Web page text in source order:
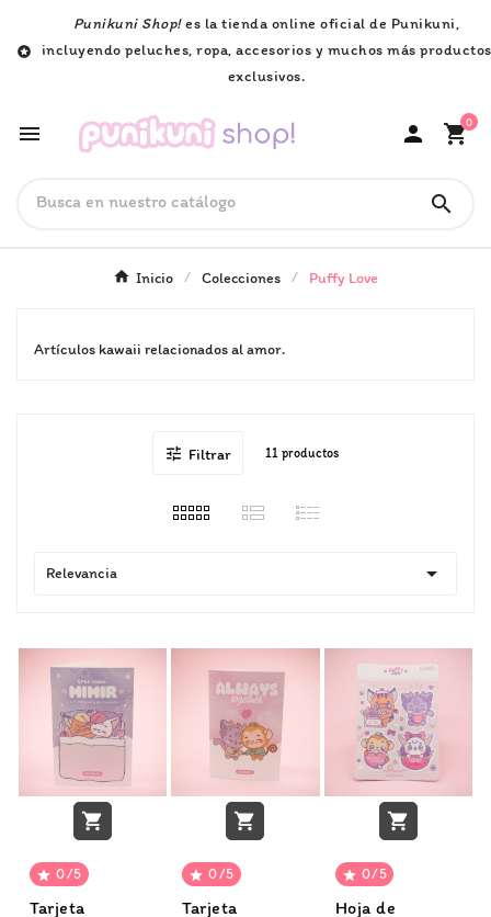

Punikuni Shop!es la tienda online oficial de Punikuni,
incluyendo peluches, ropa, accesorios y muchos más productos
exclusivos.
  0

Inicio Colecciones Puffy Love
Artículos kawaii relacionados al amor.
 Filtrar 11 productos
Relevancia 

 0/5
Tarjeta

 0/5
Tarjeta

 0/5
Hoja de